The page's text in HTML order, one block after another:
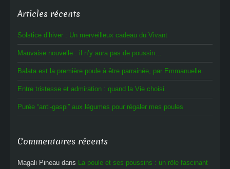
Articles récents
Solstice d’hiver : Un merveilleux cadeau du Vivant
Mauvaise nouvelle : il n’y aura pas de poussin…
Balata est la première poule à être parrainée, par Emmanuelle.
Entre tristesse et admiration : quand la Vie choisi.
Purée “anti-gaspi” aux légumes pour régaler mes poules
Commentaires récents
Magali Pineau dans La poule et ses poussins : un rôle fascinant